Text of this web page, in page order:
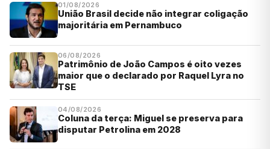
01/08/2026
União Brasil decide não integrar coligação
majoritária em Pernambuco
06/08/2026
Patrimônio de João Campos é oito vezes
maior que o declarado por Raquel Lyra no
TSE
04/08/2026
Coluna da terça: Miguel se preserva para
disputar Petrolina em 2028